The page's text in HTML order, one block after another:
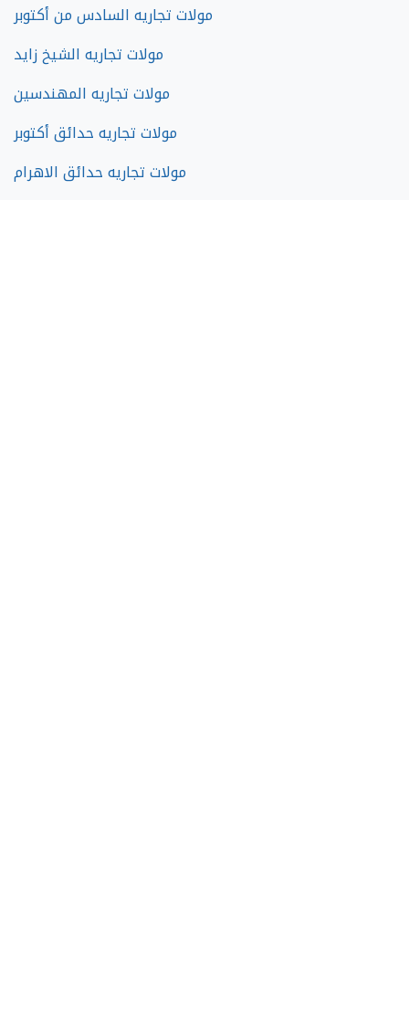
مولات تجاريه السادس من أكتوبر
مولات تجاريه الشيخ زايد
مولات تجاريه المهندسين
مولات تجاريه حدائق أكتوبر
مولات تجاريه حدائق الاهرام